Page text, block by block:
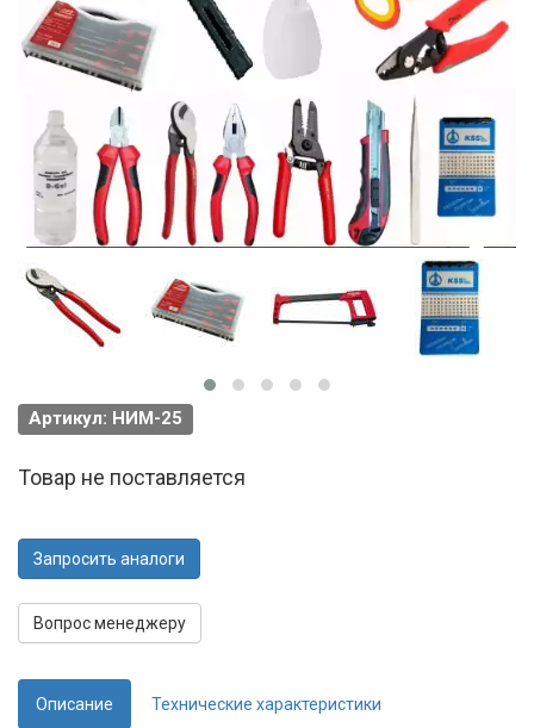
Артикул: НИМ-25
Товар не поставляется
Запросить аналоги
Вопрос менеджеру
Описание Технические характеристики